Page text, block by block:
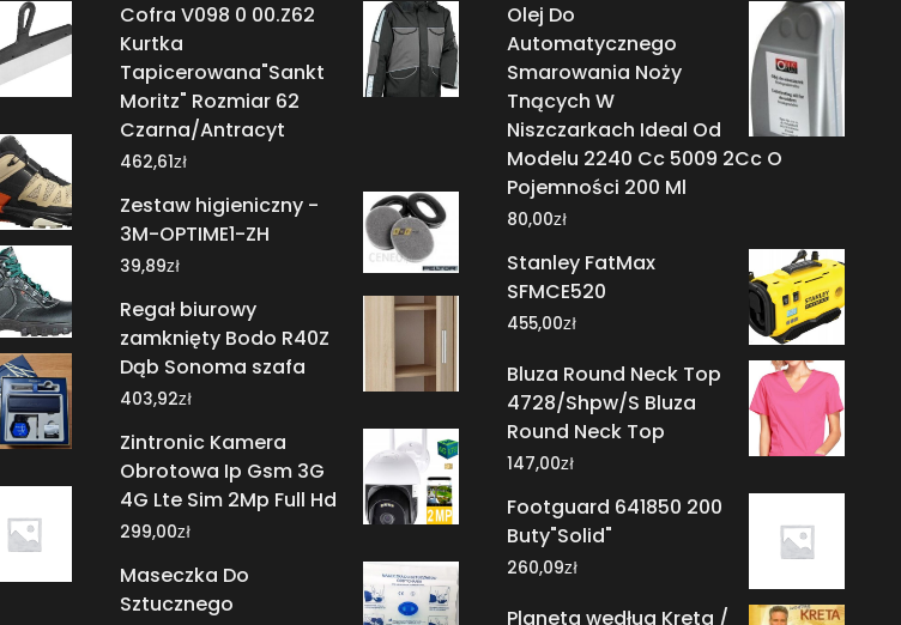
Cofra V098 0 00.Z62
Kurtka
Tapicerowana"Sankt
Moritz" Rozmiar 62
Czarna/Antracyt
462,61zł
Zestaw higieniczny -
3M-OPTIME1-ZH
39,89zł
Regał biurowy
zamknięty Bodo R40Z
Dąb Sonoma szafa
403,92zł
Zintronic Kamera
Obrotowa Ip Gsm 3G
4G Lte Sim 2Mp Full Hd
299,00zł
Maseczka Do
Sztucznego
Olej Do
Automatycznego
Smarowania Noży
Tnących W
Niszczarkach Ideal Od
Modelu 2240 Cc 5009 2Cc O
Pojemności 200 Ml
80,00zł
Stanley FatMax
SFMCE520
455,00zł
Bluza Round Neck Top
4728/Shpw/S Bluza
Round Neck Top
147,00zł
Footguard 641850 200
Buty"Solid"
260,09zł
Planeta według Kreta /